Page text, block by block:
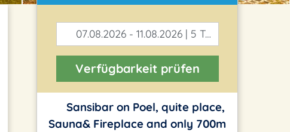
07.08.2026 - 11.08.2026 | 5 Tage
Verfügbarkeit prüfen
Sansibar on Poel, quite place,
Sauna& Fireplace and only 700m